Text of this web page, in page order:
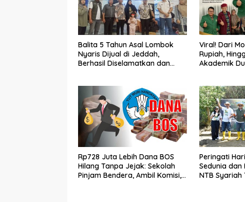
Balita 5 Tahun Asal Lombok
Nyaris Dijual di Jeddah,
Berhasil Diselamatkan dan
Viral! Dari
Rupiah,
Akademik
Rp728 Juta Lebih Dana BOS
Hilang Tanpa Jejak: Sekolah
Pinjam Bendera, Ambil Komisi,
Peringati
Sedunia dan
NTB